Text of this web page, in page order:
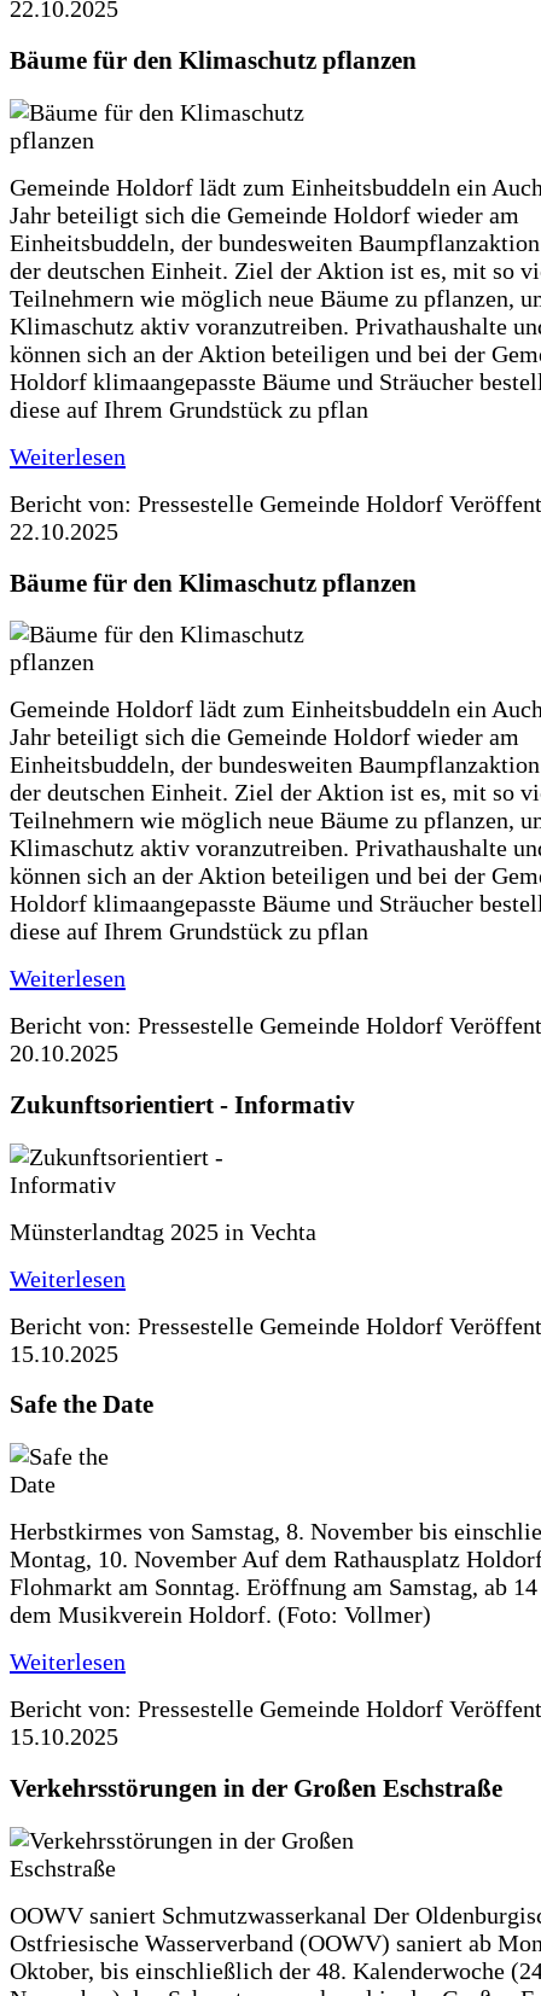
22.10.2025
Bäume für den Klimaschutz pflanzen
Gemeinde Holdorf lädt zum Einheitsbuddeln ein
Jahr beteiligt sich die Gemeinde Holdorf wieder am
Einheitsbuddeln, der bundesweiten
der deutschen Einheit. Ziel der Aktion ist es, mit so
Teilnehmern wie möglich neue Bäume zu pflanzen,
Klimaschutz aktiv voranzutreiben. Privathaushalte
können sich an der Aktion beteiligen und bei der
Holdorf klimaangepasste Bäume und Sträucher
diese auf Ihrem Grundstück zu pflan
Weiterlesen
Bericht von: Pressestelle Gemeinde Holdorf
22.10.2025
Bäume für den Klimaschutz pflanzen
Gemeinde Holdorf lädt zum Einheitsbuddeln ein
Jahr beteiligt sich die Gemeinde Holdorf wieder am
Einheitsbuddeln, der bundesweiten
der deutschen Einheit. Ziel der Aktion ist es, mit so
Teilnehmern wie möglich neue Bäume zu pflanzen,
Klimaschutz aktiv voranzutreiben. Privathaushalte
können sich an der Aktion beteiligen und bei der
Holdorf klimaangepasste Bäume und Sträucher
diese auf Ihrem Grundstück zu pflan
Weiterlesen
Bericht von: Pressestelle Gemeinde Holdorf
20.10.2025
Zukunftsorientiert - Informativ
Münsterlandtag 2025 in Vechta
Weiterlesen
Bericht von: Pressestelle Gemeinde Holdorf
15.10.2025
Safe the Date
Herbstkirmes von Samstag, 8. November bis
Montag, 10. November Auf dem Rathausplatz
Flohmarkt am Sonntag. Eröffnung am Samstag, ab
dem Musikverein Holdorf. (Foto: Vollmer)
Weiterlesen
Bericht von: Pressestelle Gemeinde Holdorf
15.10.2025
Verkehrsstörungen in der Großen Eschstraße
OOWV saniert Schmutzwasserkanal Der
Ostfriesische Wasserverband (OOWV) saniert ab
Oktober, bis einschließlich der 48. Kalenderwoche